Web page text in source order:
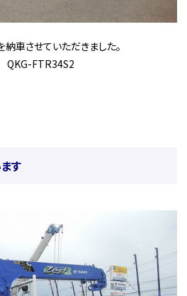
車させていただきました。
FTR34S2
す